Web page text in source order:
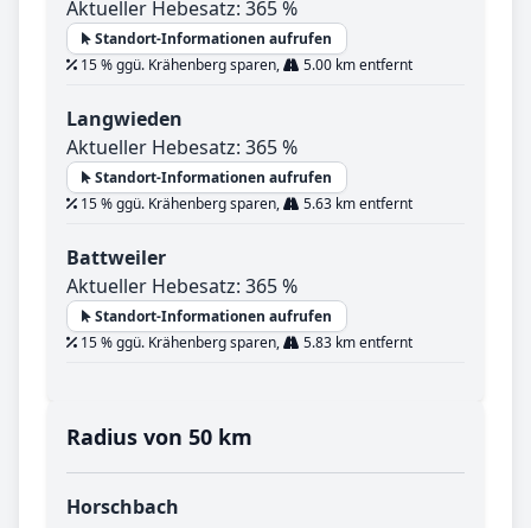
Aktueller Hebesatz: 365 %
Standort-Informationen aufrufen
15 % ggü. Krähenberg sparen,
5.00 km entfernt
Langwieden
Aktueller Hebesatz: 365 %
Standort-Informationen aufrufen
15 % ggü. Krähenberg sparen,
5.63 km entfernt
Battweiler
Aktueller Hebesatz: 365 %
Standort-Informationen aufrufen
15 % ggü. Krähenberg sparen,
5.83 km entfernt
Radius von 50 km
Horschbach